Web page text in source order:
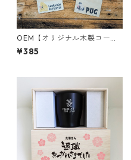
OEM【オリジナル木製コース
ター 10個〜】ブランド｜ロ
ゴ｜キャラクター｜小ロット
¥385